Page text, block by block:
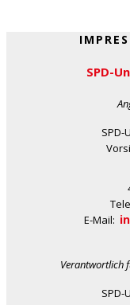
SPD-
E-Mail:
Verantwortlich